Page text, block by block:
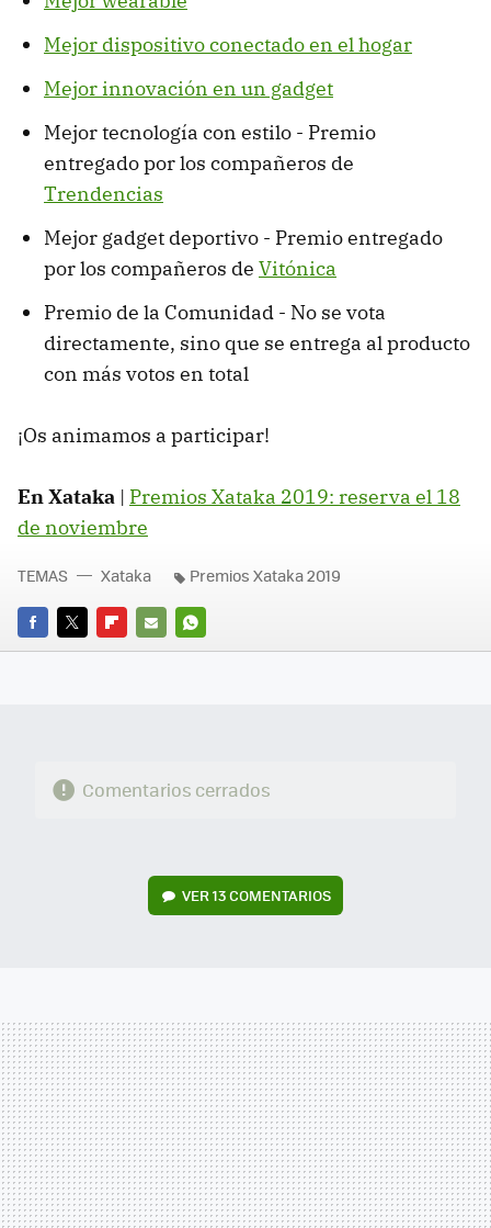
Mejor dispositivo conectado en el hogar
Mejor innovación en un gadget
Mejor tecnología con estilo - Premio
entregado por los compañeros de
Trendencias
Mejor gadget deportivo - Premio entregado
por los compañeros de Vitónica
Premio de la Comunidad - No se vota
directamente, sino que se entrega al producto
con más votos en total
¡Os animamos a participar!
En Xataka | Premios Xataka 2019: reserva el 18
de noviembre
FACEBOOK
TWITTERFLIPBOARD
E-
WHATSAPP
TEMAS Xataka Premios Xataka 2019
Comentarios cerrados
VER 13 COMENTARIOS